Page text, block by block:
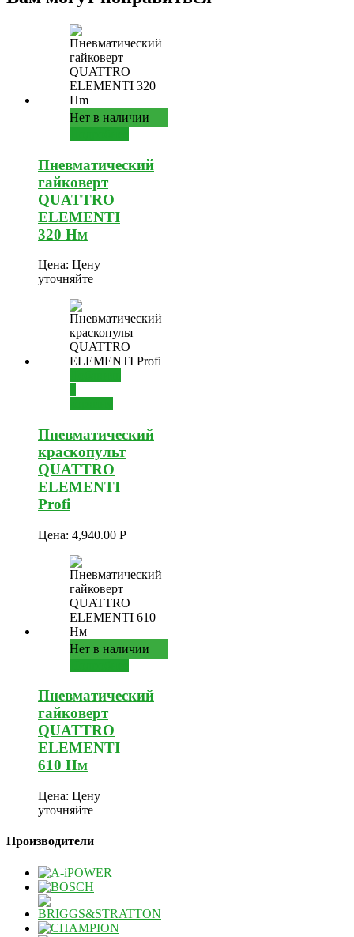
Нет в наличии
Пневматический
гайковерт
QUATTRO
ELEMENTI
320 Нм
Цена: Цену
уточняйте
Пневматический
краскопульт
QUATTRO
ELEMENTI
Profi
Цена: 4,940.00 Р
Нет в наличии
Пневматический
гайковерт
QUATTRO
ELEMENTI
610 Нм
Цена: Цену
уточняйте
Производители